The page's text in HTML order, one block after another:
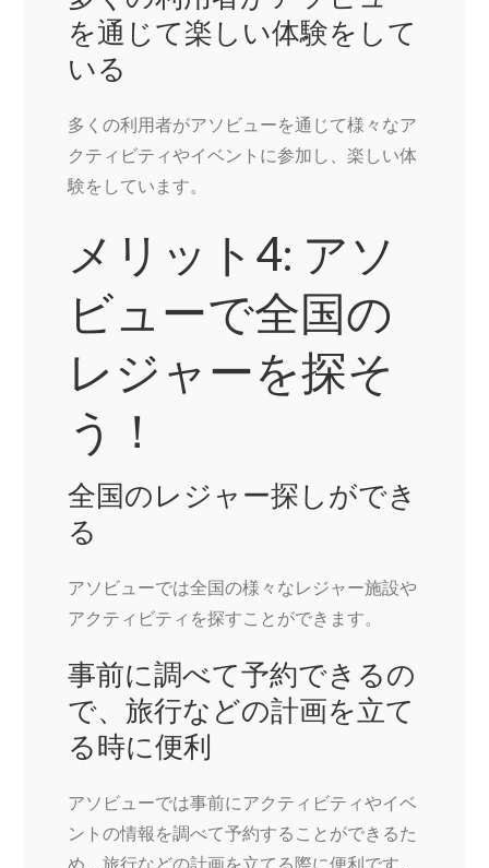
を通じて楽しい体験をして
いる
多くの利用者がアソビューを通じて様々なア
クティビティやイベントに参加し、楽しい体
験をしています。
メリット4: アソ
ビューで全国の
レジャーを探そ
う！
全国のレジャー探しができ
る
アソビューでは全国の様々なレジャー施設や
アクティビティを探すことができます。
事前に調べて予約できるの
で、旅行などの計画を立て
る時に便利
アソビューでは事前にアクティビティやイベ
ントの情報を調べて予約することができるた
め、旅行などの計画を立てる際に便利です。